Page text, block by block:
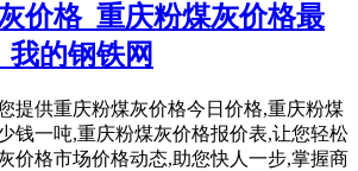
价格_重庆粉煤灰价格最
我的钢铁网
提供重庆粉煤灰价格今日价格,重庆粉煤
钱一吨,重庆粉煤灰价格报价表,让您轻松
价格市场价格动态,助您快人一步,掌握商